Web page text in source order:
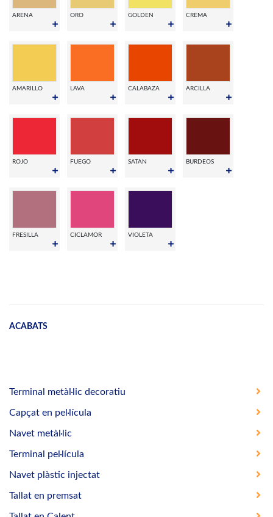
ARENA ORO GOLDEN CREMA
AMARILLO LAVA CALABAZA ARCILLA
ROJO FUEGO SATAN BURDEOS
FRESILLA CICLAMOR VIOLETA
ACABATS
Terminal metàl·lic decoratiu
Capçat en pel·lícula
Navet metàl·lic
Terminal pel·lícula
Navet plàstic injectat
Tallat en premsat